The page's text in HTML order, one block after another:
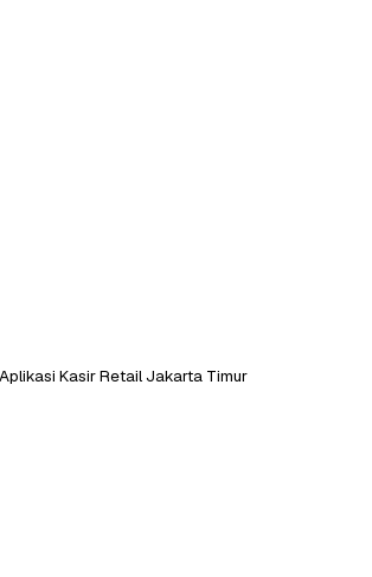
Kasir Retail Jakarta Timur